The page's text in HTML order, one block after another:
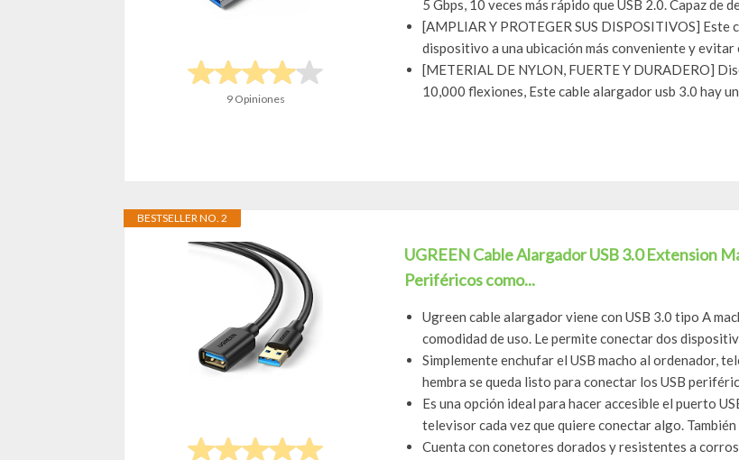
9 Opiniones
5 Gbps, 10 veces más rápido que USB 2.0. Capaz de
[AMPLIAR Y PROTEGER SUS DISPOSITIVOS]
dispositivo a una ubicación más conveniente y evitar
[METERIAL DE NYLON, FUERTE Y DURADERO]
10,000 flexiones, Este cable alargador usb 3.0 hay
BESTSELLER NO. 2
UGREEN Cable Alargador USB 3.0 Extension
Periféricos como...
Ugreen cable alargador viene con USB 3.0 tipo A
comodidad de uso. Le permite conectar dos
Simplemente enchufar el USB macho al ordenador,
hembra se queda listo para conectar los USB
Es una opción ideal para hacer accesible el puerto
televisor cada vez que quiere conectar algo. También
Cuenta con conetores dorados y resistentes a